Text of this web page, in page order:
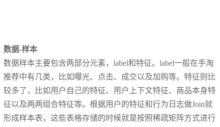
数据-样本
数据样本主要包含两部分元素，label和特征。label一般在手淘
推荐中有几类，比如曝光、点击、成交以及加购等。特征则比
较多了，比如用户自己的特征、用户上下文特征、商品本身特
征以及两两组合特征等。根据用户的特征和行为日志做Join就
形成样本表，这些表格存储的时候就是按照稀疏矩阵方式进行